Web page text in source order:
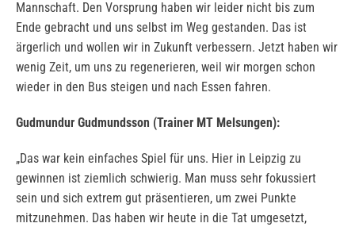
Mannschaft. Den Vorsprung haben wir leider nicht bis zum
Ende gebracht und uns selbst im Weg gestanden. Das ist
ärgerlich und wollen wir in Zukunft verbessern. Jetzt haben wir
wenig Zeit, um uns zu regenerieren, weil wir morgen schon
wieder in den Bus steigen und nach Essen fahren.
Gudmundur Gudmundsson (Trainer MT Melsungen):
„Das war kein einfaches Spiel für uns. Hier in Leipzig zu
gewinnen ist ziemlich schwierig. Man muss sehr fokussiert
sein und sich extrem gut präsentieren, um zwei Punkte
mitzunehmen. Das haben wir heute in die Tat umgesetzt,